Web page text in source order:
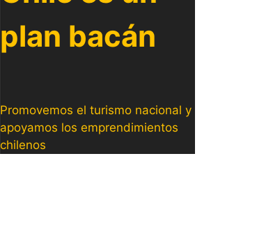
plan bacán
Promovemos el turismo nacional y
apoyamos los emprendimientos
chilenos